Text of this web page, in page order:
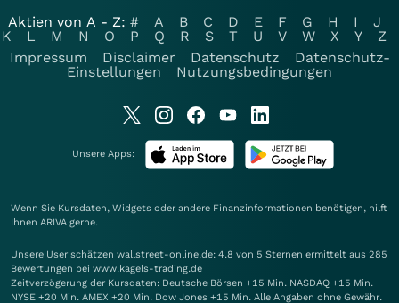
Aktien von A - Z: # A B C D E F G H I
J
K
L M N O P Q R S T U V W X Y
Z
Impressum
Disclaimer Datenschutz
Datenschutz-
Einstellungen
Nutzungsbedingungen
Unsere Apps:
Wenn Sie Kursdaten, Widgets oder andere Finanzinformationen benötigen, hilft
Ihnen ARIVA gerne.
Unsere User schätzen wallstreet-online.de: 4.8 von 5 Sternen ermittelt aus 285
Bewertungen bei www.kagels-trading.de
Zeitverzögerung der Kursdaten: Deutsche Börsen +15 Min. NASDAQ +15 Min.
NYSE +20 Min. AMEX +20 Min. Dow Jones +15 Min. Alle Angaben ohne Gewähr.